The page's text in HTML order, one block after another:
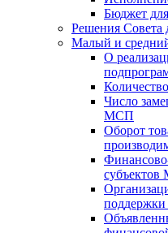
Бюджет
Решения Совета
Малый и
О
Число
МСП
Оборот